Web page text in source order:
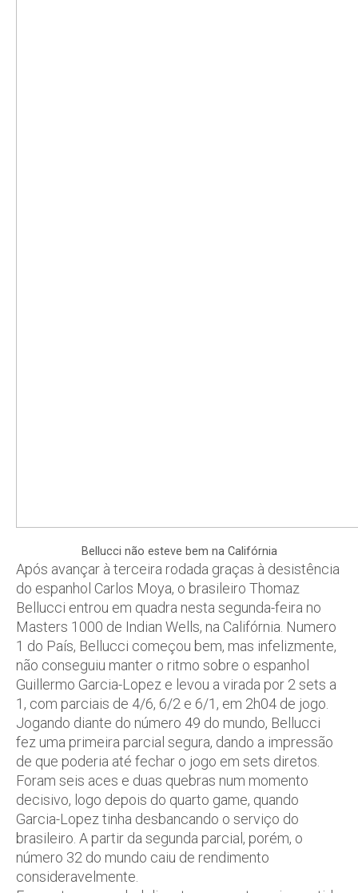
Bellucci não esteve bem na Califórnia
Após avançar à terceira rodada graças à desistência
do espanhol Carlos Moya, o brasileiro Thomaz
Bellucci entrou em quadra nesta segunda-feira no
Masters 1000 de Indian Wells, na Califórnia. Numero
1 do País, Bellucci começou bem, mas infelizmente,
não conseguiu manter o ritmo sobre o espanhol
Guillermo Garcia-Lopez e levou a virada por 2 sets a
1, com parciais de 4/6, 6/2 e 6/1, em 2h04 de jogo.
Jogando diante do número 49 do mundo, Bellucci
fez uma primeira parcial segura, dando a impressão
de que poderia até fechar o jogo em sets diretos.
Foram seis aces e duas quebras num momento
decisivo, logo depois do quarto game, quando
Garcia-Lopez tinha desbancando o serviço do
brasileiro. A partir da segunda parcial, porém, o
número 32 do mundo caiu de rendimento
consideravelmente.